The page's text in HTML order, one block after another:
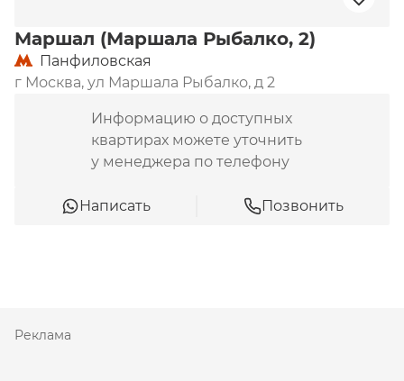
Маршал (Маршала Рыбалко, 2)
Панфиловская
г Москва, ул Маршала Рыбалко, д 2
Информацию о доступных
квартирах можете уточнить
у менеджера по телефону
Написать Позвонить
Реклама